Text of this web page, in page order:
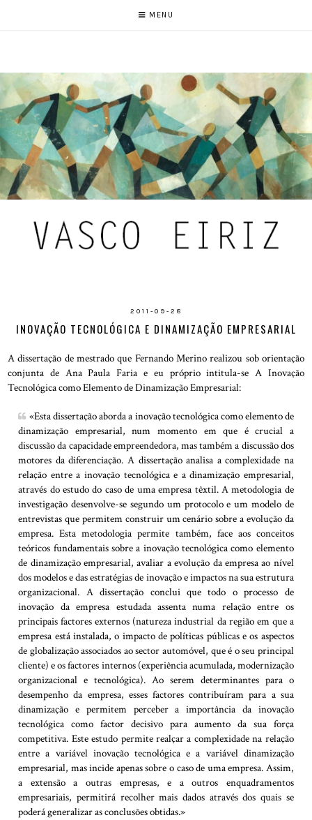
MENU
2011-09-28
INOVAÇÃO TECNOLÓGICA E DINAMIZAÇÃO EMPRESARIAL
A dissertação de mestrado que Fernando Merino realizou sob orientação
conjunta de Ana Paula Faria e eu próprio intitula-se A Inovação
Tecnológica como Elemento de Dinamização Empresarial:
«Esta dissertação aborda a inovação tecnológica como elemento de
dinamização empresarial, num momento em que é crucial a
discussão da capacidade empreendedora, mas também a discussão dos
motores da diferenciação. A dissertação analisa a complexidade na
relação entre a inovação tecnológica e a dinamização empresarial,
através do estudo do caso de uma empresa têxtil. A metodologia de
investigação desenvolve-se segundo um protocolo e um modelo de
entrevistas que permitem construir um cenário sobre a evolução da
empresa. Esta metodologia permite também, face aos conceitos
teóricos fundamentais sobre a inovação tecnológica como elemento
de dinamização empresarial, avaliar a evolução da empresa ao nível
dos modelos e das estratégias de inovação e impactos na sua estrutura
organizacional. A dissertação conclui que todo o processo de
inovação da empresa estudada assenta numa relação entre os
principais factores externos (natureza industrial da região em que a
empresa está instalada, o impacto de políticas públicas e os aspectos
de globalização associados ao sector automóvel, que é o seu principal
cliente) e os factores internos (experiência acumulada, modernização
organizacional e tecnológica). Ao serem determinantes para o
desempenho da empresa, esses factores contribuíram para a sua
dinamização e permitem perceber a importância da inovação
tecnológica como factor decisivo para aumento da sua força
competitiva. Este estudo permite realçar a complexidade na relação
entre a variável inovação tecnológica e a variável dinamização
empresarial, mas incide apenas sobre o caso de uma empresa. Assim,
a extensão a outras empresas, e a outros enquadramentos
empresariais, permitirá recolher mais dados através dos quais se
poderá generalizar as conclusões obtidas.»